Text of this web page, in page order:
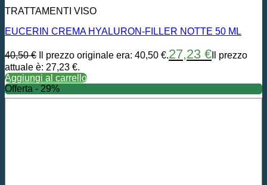
TRATTAMENTI VISO
EUCERIN CREMA HYALURON-FILLER NOTTE 50 ML
40,50€ Il prezzo originale era: 40,50 €.27,23 € Il prezzo
attuale è: 27,23 €.
Aggiungi al carrello
Offerta - 29%